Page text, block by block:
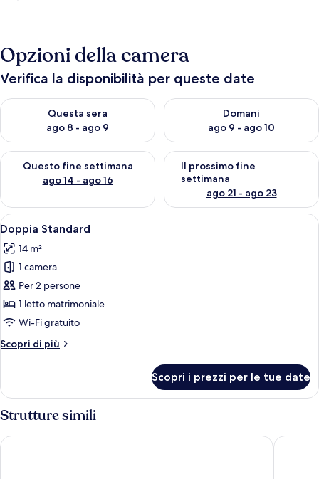
Opzioni della camera
Verifica la disponibilità per queste date
Questa sera
ago 8 - ago 9
Verifica la disponibilità per questa sera, ago 8 - ago 9
Domani
ago 9 - ago 10
Verifica la disponibilità per
Questo fine settimana
ago 14 - ago 16
Verifica la disponibilità per questo fine settimana, ago 14 -
Il prossimo fine
settimana
ago 21 - ago 23
Verifica la disponibilità per il
Apri
tutte
le
foto
per
Doppia
Standard
Una camera da letto con un letto
6
Doppia Standard
14 m²
1 camera
Per 2 persone
1 letto matrimoniale
Wi-Fi gratuito
Scopri di più
Altri
Standard
Scopri i prezzi per le tue date
Strutture simili
Hotel Cala Marina Hotel